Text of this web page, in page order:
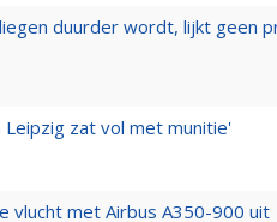
duurder wordt, lijkt geen
zat vol met munitie'
vlucht met Airbus A350-900 uit